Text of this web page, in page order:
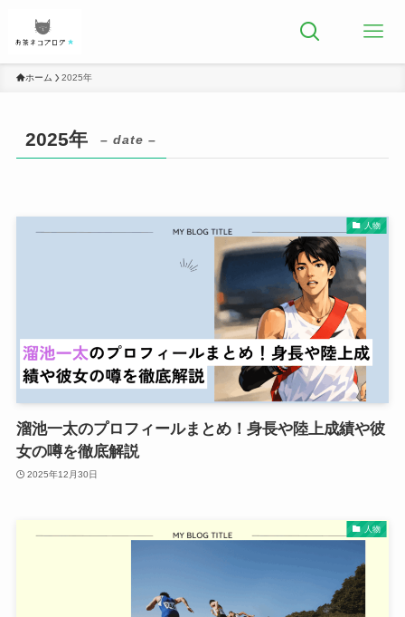
ホーム 2025年
2025年 – date –
人物
溜池一太のプロフィールまとめ！身長や陸上成績や彼
女の噂を徹底解説
2025年12月30日
人物